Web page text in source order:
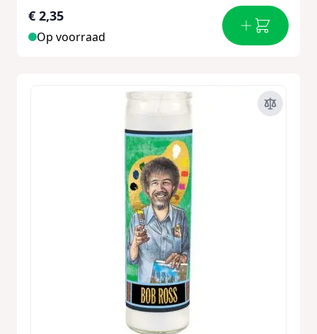
€ 2,35
Op voorraad